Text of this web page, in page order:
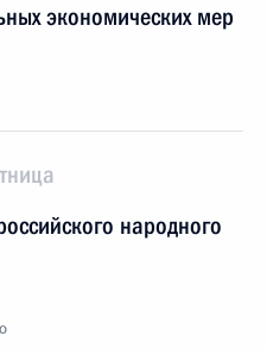
экономических мер
народного